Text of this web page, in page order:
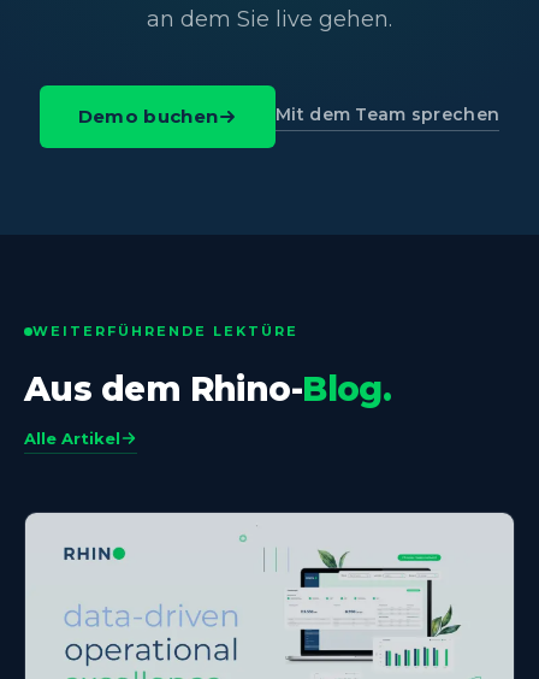
an dem Sie live gehen.
Demo buchen Mit dem Team sprechen
WEITERFÜHRENDE LEKTÜRE
Aus dem Rhino-Blog.
Alle Artikel